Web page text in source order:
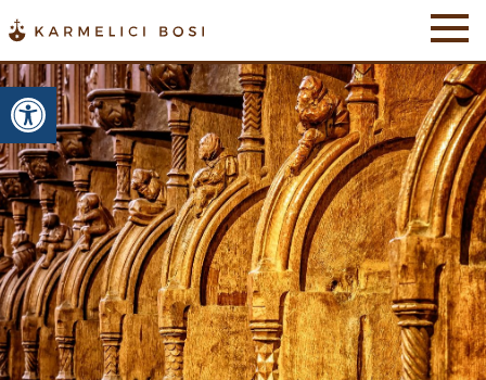
Otwórz pasek narzędzi